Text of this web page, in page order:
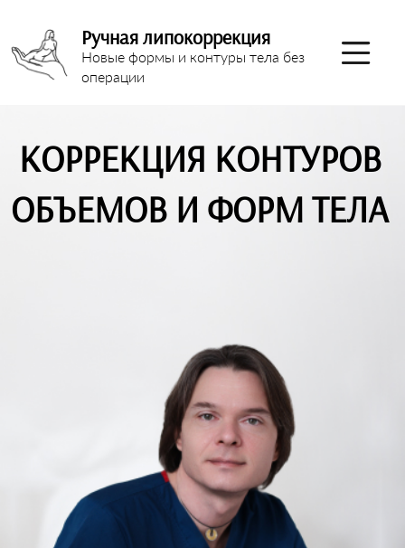
Ручная липокоррекция
Новые формы и контуры тела без
операции
КОРРЕКЦИЯ КОНТУРОВ
ОБЪЕМОВ И ФОРМ ТЕЛА